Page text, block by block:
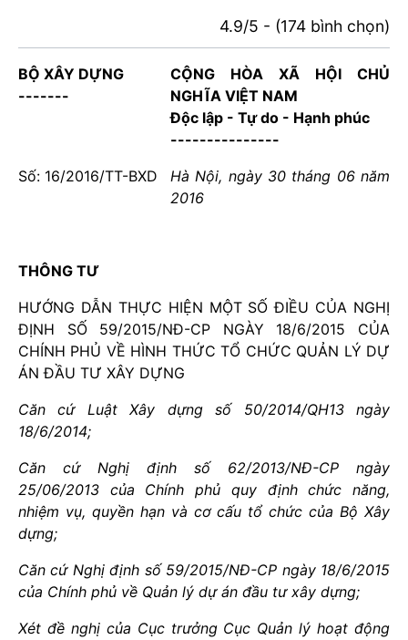
4.9/5 - (174 bình chọn)
BỘ XÂY DỰNG
-------
CỘNG HÒA XÃ HỘI CHỦ
NGHĨA VIỆT NAM
Độc lập - Tự do - Hạnh phúc
---------------
Số: 16/2016/TT-BXD
Hà Nội, ngày 30 tháng 06 năm
2016
THÔNG TƯ
HƯỚNG DẪN THỰC HIỆN MỘT SỐ ĐIỀU CỦA NGHỊ
ĐỊNH SỐ 59/2015/NĐ-CP NGÀY 18/6/2015 CỦA
CHÍNH PHỦ VỀ HÌNH THỨC TỔ CHỨC QUẢN LÝ DỰ
ÁN ĐẦU TƯ XÂY DỰNG
Căn cứ Luật Xây dựng số 50/2014/QH13 ngày
18/6/2014;
Căn cứ Nghị định số 62/2013/NĐ-CP ngày
25/06/2013 của Chính phủ quy định chức năng,
nhiệm vụ, quyền hạn và cơ cấu tổ chức của Bộ Xây
dựng;
Căn cứ Nghị định số 59/2015/NĐ-CP ngày 18/6/2015
của Chính phủ về Quản lý dự án đầu tư xây dựng;
Xét đề nghị của Cục trưởng Cục Quản lý hoạt động